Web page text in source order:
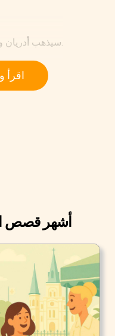
سيذهب أدريان ولويس معاً إلى السينما غداً.
داني وجوان أصدقاء منذ الصغر.
اقرأ
أشهر قصص